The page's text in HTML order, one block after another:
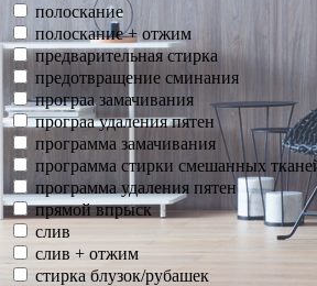
полоскание
полоскание + отжим
предварительная стирка
предотвращение сминания
програа замачивания
програа удаления пятен
программа замачивания
программа стирки смешанных
программа удаления пятен
прямой впрыск
слив
слив + отжим
стирка блузок/рубашек